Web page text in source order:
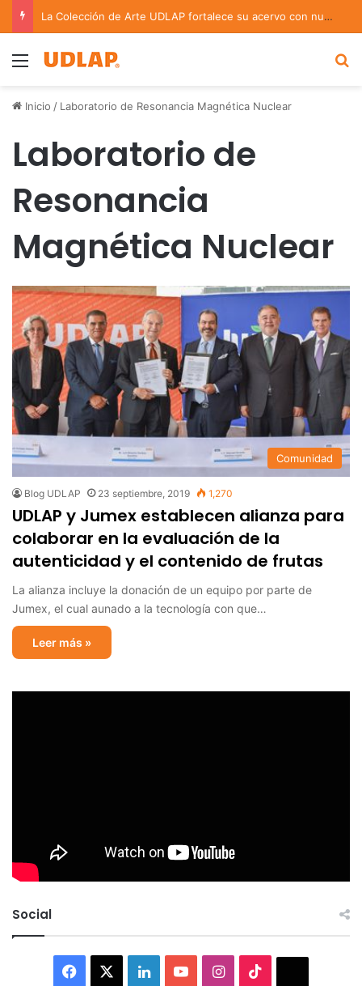
La Colección de Arte UDLAP fortalece su acervo con nuevas obras de artistas emergentes y consolidados
Menu
Inicio / Laboratorio de Resonancia Magnética Nuclear
Laboratorio de
Resonancia
Magnética Nuclear
Comunidad
Blog UDLAP 23 septiembre, 2019 1,270
UDLAP y Jumex establecen alianza para
colaborar en la evaluación de la
autenticidad y el contenido de frutas
La alianza incluye la donación de un equipo por parte de
Jumex, el cual aunado a la tecnología con que…
Leer más »
Social
Facebook LinkedInYouTubeInstagram